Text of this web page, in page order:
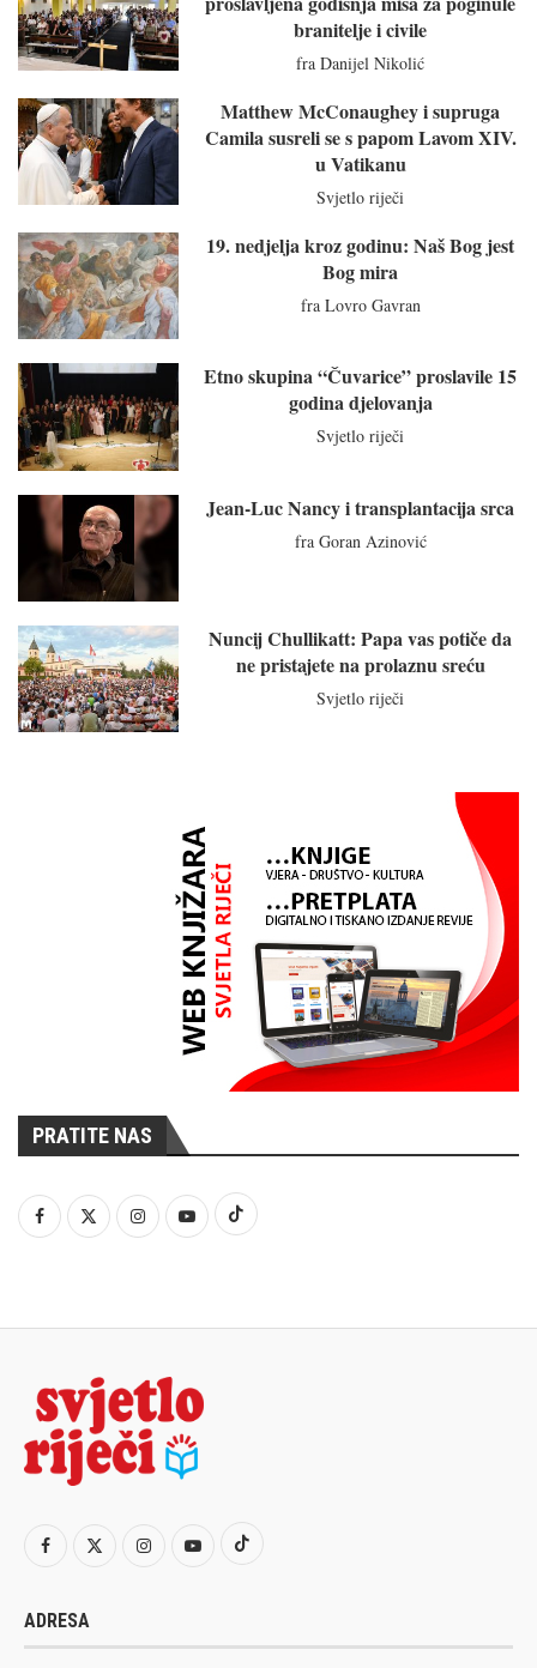
branitelje i civile
fra Danijel Nikolić
Matthew McConaughey i supruga
Camila susreli se s papom Lavom XIV.
u Vatikanu
Svjetlo riječi
19. nedjelja kroz godinu: Naš Bog jest
Bog mira
fra Lovro Gavran
Etno skupina “Čuvarice” proslavile 15
godina djelovanja
Svjetlo riječi
Jean-Luc Nancy i transplantacija srca
fra Goran Azinović
Nuncij Chullikatt: Papa vas potiče da
ne pristajete na prolaznu sreću
Svjetlo riječi
PRATITE NAS
ADRESA